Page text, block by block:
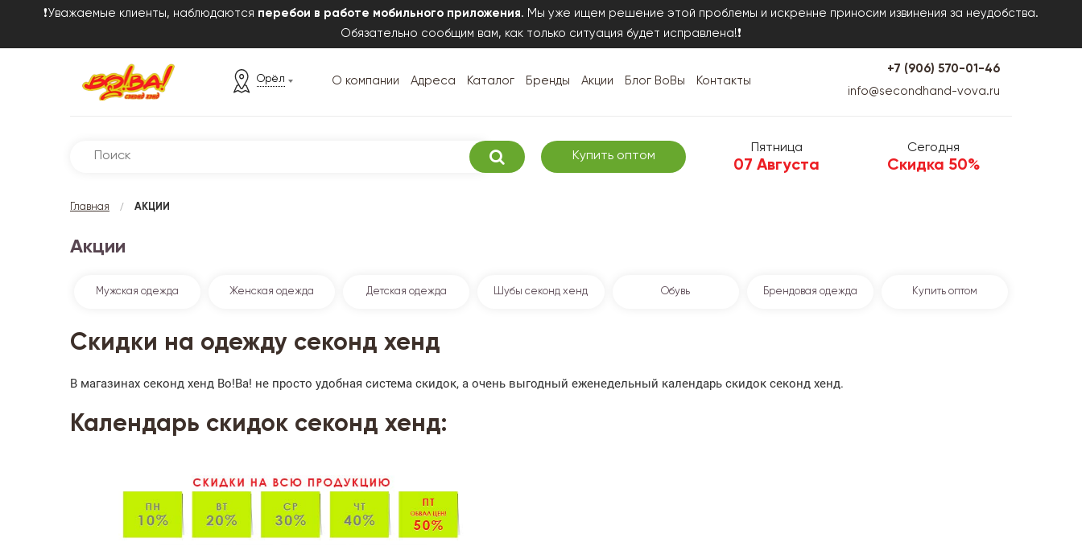
❗Уважаемые клиенты, наблюдаются перебои в работе мобильного приложения. Мы уже ищем решение этой проблемы и искренне приносим извинения за неудобства.
Обязательно сообщим вам, как только ситуация будет исправлена!❗
Орёл О компании Адреса Каталог Бренды Акции Блог ВоВы Контакты
+7 (906) 570-01-46
info@secondhand-vova.ru
Купить оптом
Пятница
07 Августа
Сегодня
Скидка 50%
Главная / АКЦИИ
Акции
Мужская одежда Женская одежда Детская одежда Шубы секонд хенд Обувь Брендовая одежда Купить оптом
Скидки на одежду секонд хенд
В магазинах секонд хенд Во!Ва! не просто удобная система скидок, а очень выгодный еженедельный календарь скидок секонд хенд.
Календарь скидок секонд хенд: